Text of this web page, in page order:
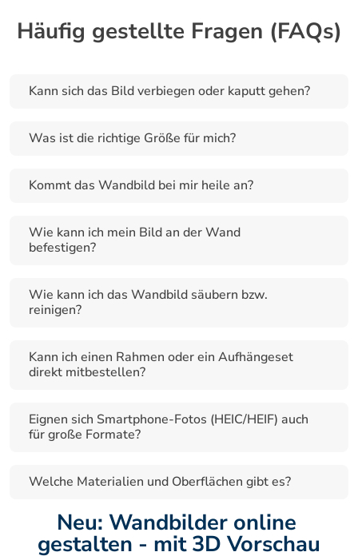
Häufig gestellte Fragen (FAQs)
Kann sich das Bild verbiegen oder kaputt gehen?
Was ist die richtige Größe für mich?
Kommt das Wandbild bei mir heile an?
Wie kann ich mein Bild an der Wand
befestigen?
Wie kann ich das Wandbild säubern bzw.
reinigen?
Kann ich einen Rahmen oder ein Aufhängeset
direkt mitbestellen?
Eignen sich Smartphone-Fotos (HEIC/HEIF) auch
für große Formate?
Welche Materialien und Oberflächen gibt es?
Neu: Wandbilder online
gestalten - mit 3D Vorschau